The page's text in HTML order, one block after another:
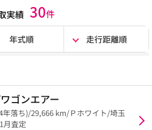
実績 30件
年式順 走行距離順
ゴンエアー
年落ち)/29,666 km/Ｐホワイト/埼玉
月査定